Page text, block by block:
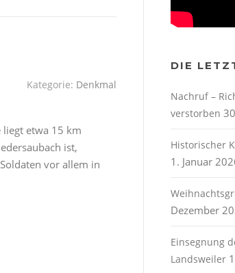
Kategorie: Denkmal
liegt etwa 15 km
ist,
vor allem in
DIE
Nachruf –
verstorben
Historischer
1. Januar
Dezember
Einsegnung
Landsweiler